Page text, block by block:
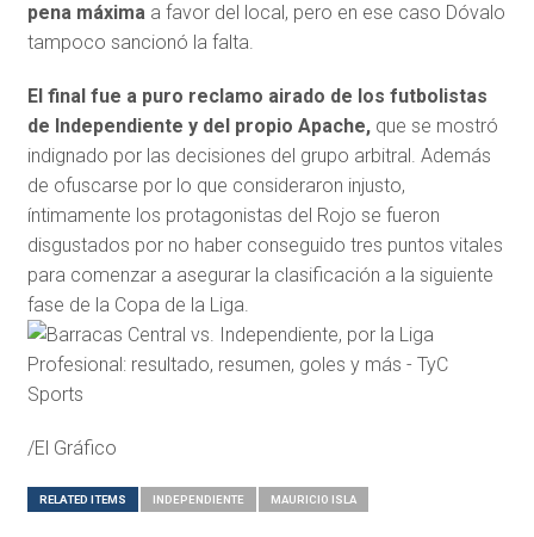
pena máximaa favor del local, pero en ese caso Dóvalo
tampoco sancionó la falta.
El final fue a puro reclamo airado de los futbolistas
de Independiente y del propio Apache, que se mostró
indignado por las decisiones del grupo arbitral. Además
de ofuscarse por lo que consideraron injusto,
íntimamente los protagonistas del Rojo se fueron
disgustados por no haber conseguido tres puntos vitales
para comenzar a asegurar la clasificación a la siguiente
fase de la Copa de la Liga.
/El Gráfico
RELATED ITEMS INDEPENDIENTE MAURICIO ISLA